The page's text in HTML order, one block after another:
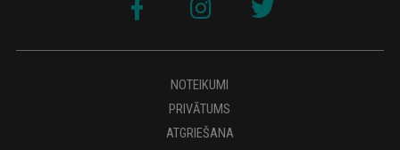
NOTEIKUMI
PRIVĀTUMS
ATGRIEŠANA